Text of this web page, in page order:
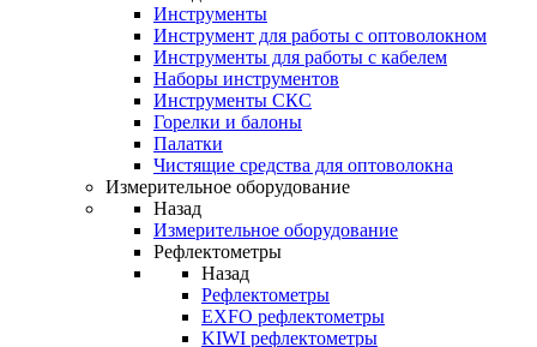
Инструменты
Инструмент для работы с оптоволокном
Инструменты для работы с кабелем
Наборы инструментов
Инструменты СКС
Горелки и балоны
Палатки
Чистящие средства для оптоволокна
Измерительное оборудование
Назад
Измерительное оборудование
Рефлектометры
Назад
Рефлектометры
EXFO рефлектометры
KIWI рефлектометры